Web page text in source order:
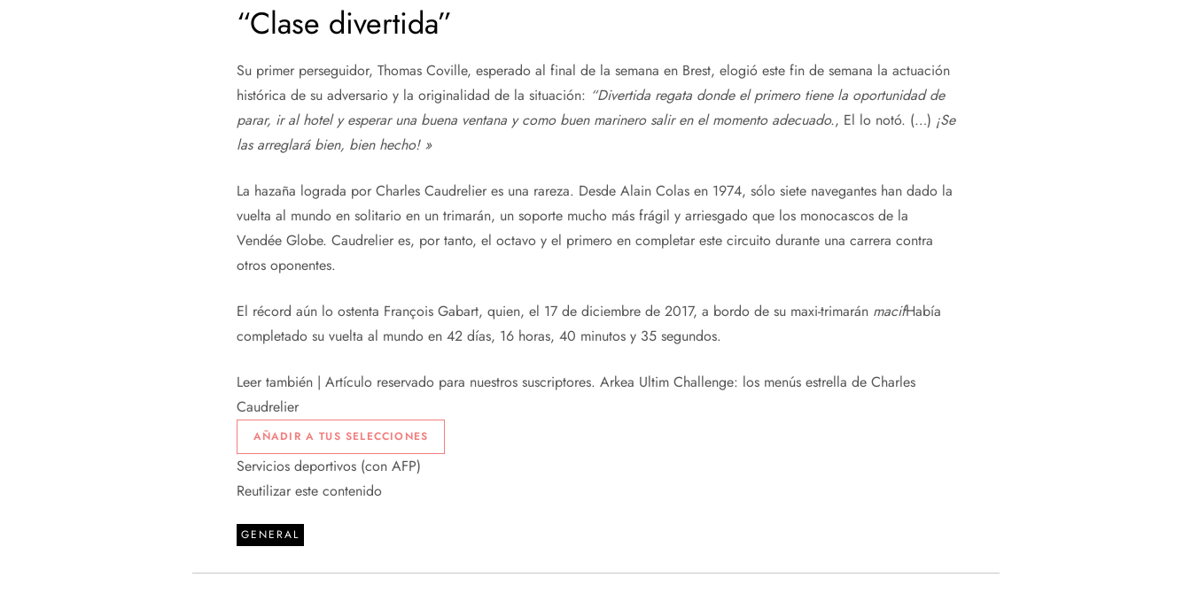
“Clase divertida”
Su primer perseguidor, Thomas Coville, esperado al final de la semana en Brest, elogió este fin de semana la actuación
histórica de su adversario y la originalidad de la situación: “Divertida regata donde el primero tiene la oportunidad de
parar, ir al hotel y esperar una buena ventana y como buen marinero salir en el momento adecuado., El lo notó. (…) ¡Se
las arreglará bien, bien hecho! »
La hazaña lograda por Charles Caudrelier es una rareza. Desde Alain Colas en 1974, sólo siete navegantes han dado la
vuelta al mundo en solitario en un trimarán, un soporte mucho más frágil y arriesgado que los monocascos de la
Vendée Globe. Caudrelier es, por tanto, el octavo y el primero en completar este circuito durante una carrera contra
otros oponentes.
El récord aún lo ostenta François Gabart, quien, el 17 de diciembre de 2017, a bordo de su maxi-trimarán macifHabía
completado su vuelta al mundo en 42 días, 16 horas, 40 minutos y 35 segundos.
Leer también | Artículo reservado para nuestros suscriptores. Arkea Ultim Challenge: los menús estrella de Charles
Caudrelier
AÑADIR A TUS SELECCIONES
Servicios deportivos(con AFP)
Reutilizar este contenido
GENERAL